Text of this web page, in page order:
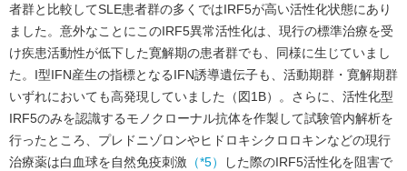
者群と比較してSLE患者群の多くではIRF5が高い活性化状態にあり
ました。意外なことにこのIRF5異常活性化は、現行の標準治療を受
け疾患活動性が低下した寛解期の患者群でも、同様に生じていまし
た。I型IFN産生の指標となるIFN誘導遺伝子も、活動期群・寛解期群
いずれにおいても高発現していました（図1B）。さらに、活性化型
IRF5のみを認識するモノクローナル抗体を作製して試験管内解析を
行ったところ、プレドニゾロンやヒドロキシクロロキンなどの現行
治療薬は白血球を自然免疫刺激 （*5）
した際のIRF5活性化を阻害で